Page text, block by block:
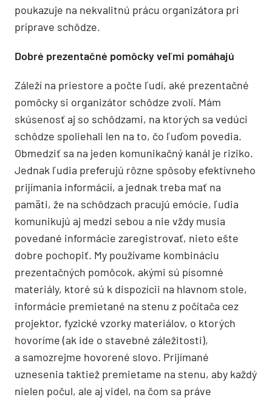
poukazuje na nekvalitnú prácu organizátora pri
príprave schôdze.
Dobré prezentačné pomôcky veľmi pomáhajú
Záleží na priestore a počte ľudí, aké prezentačné
pomôcky si organizátor schôdze zvolí. Mám
skúsenosť aj so schôdzami, na ktorých sa vedúci
schôdze spoliehali len na to, čo ľuďom povedia.
Obmedziť sa na jeden komunikačný kanál je riziko.
Jednak ľudia preferujú rôzne spôsoby efektívneho
prijímania informácií, a jednak treba mať na
pamäti, že na schôdzach pracujú emócie, ľudia
komunikujú aj medzi sebou a nie vždy musia
povedané informácie zaregistrovať, nieto ešte
dobre pochopiť. My používame kombináciu
prezentačných pomôcok, akými sú písomné
materiály, ktoré sú k dispozícii na hlavnom stole,
informácie premietané na stenu z počítača cez
projektor, fyzické vzorky materiálov, o ktorých
hovoríme (ak ide o stavebné záležitosti),
a samozrejme hovorené slovo. Prijímané
uznesenia taktiež premietame na stenu, aby každý
nielen počul, ale aj videl, na čom sa práve